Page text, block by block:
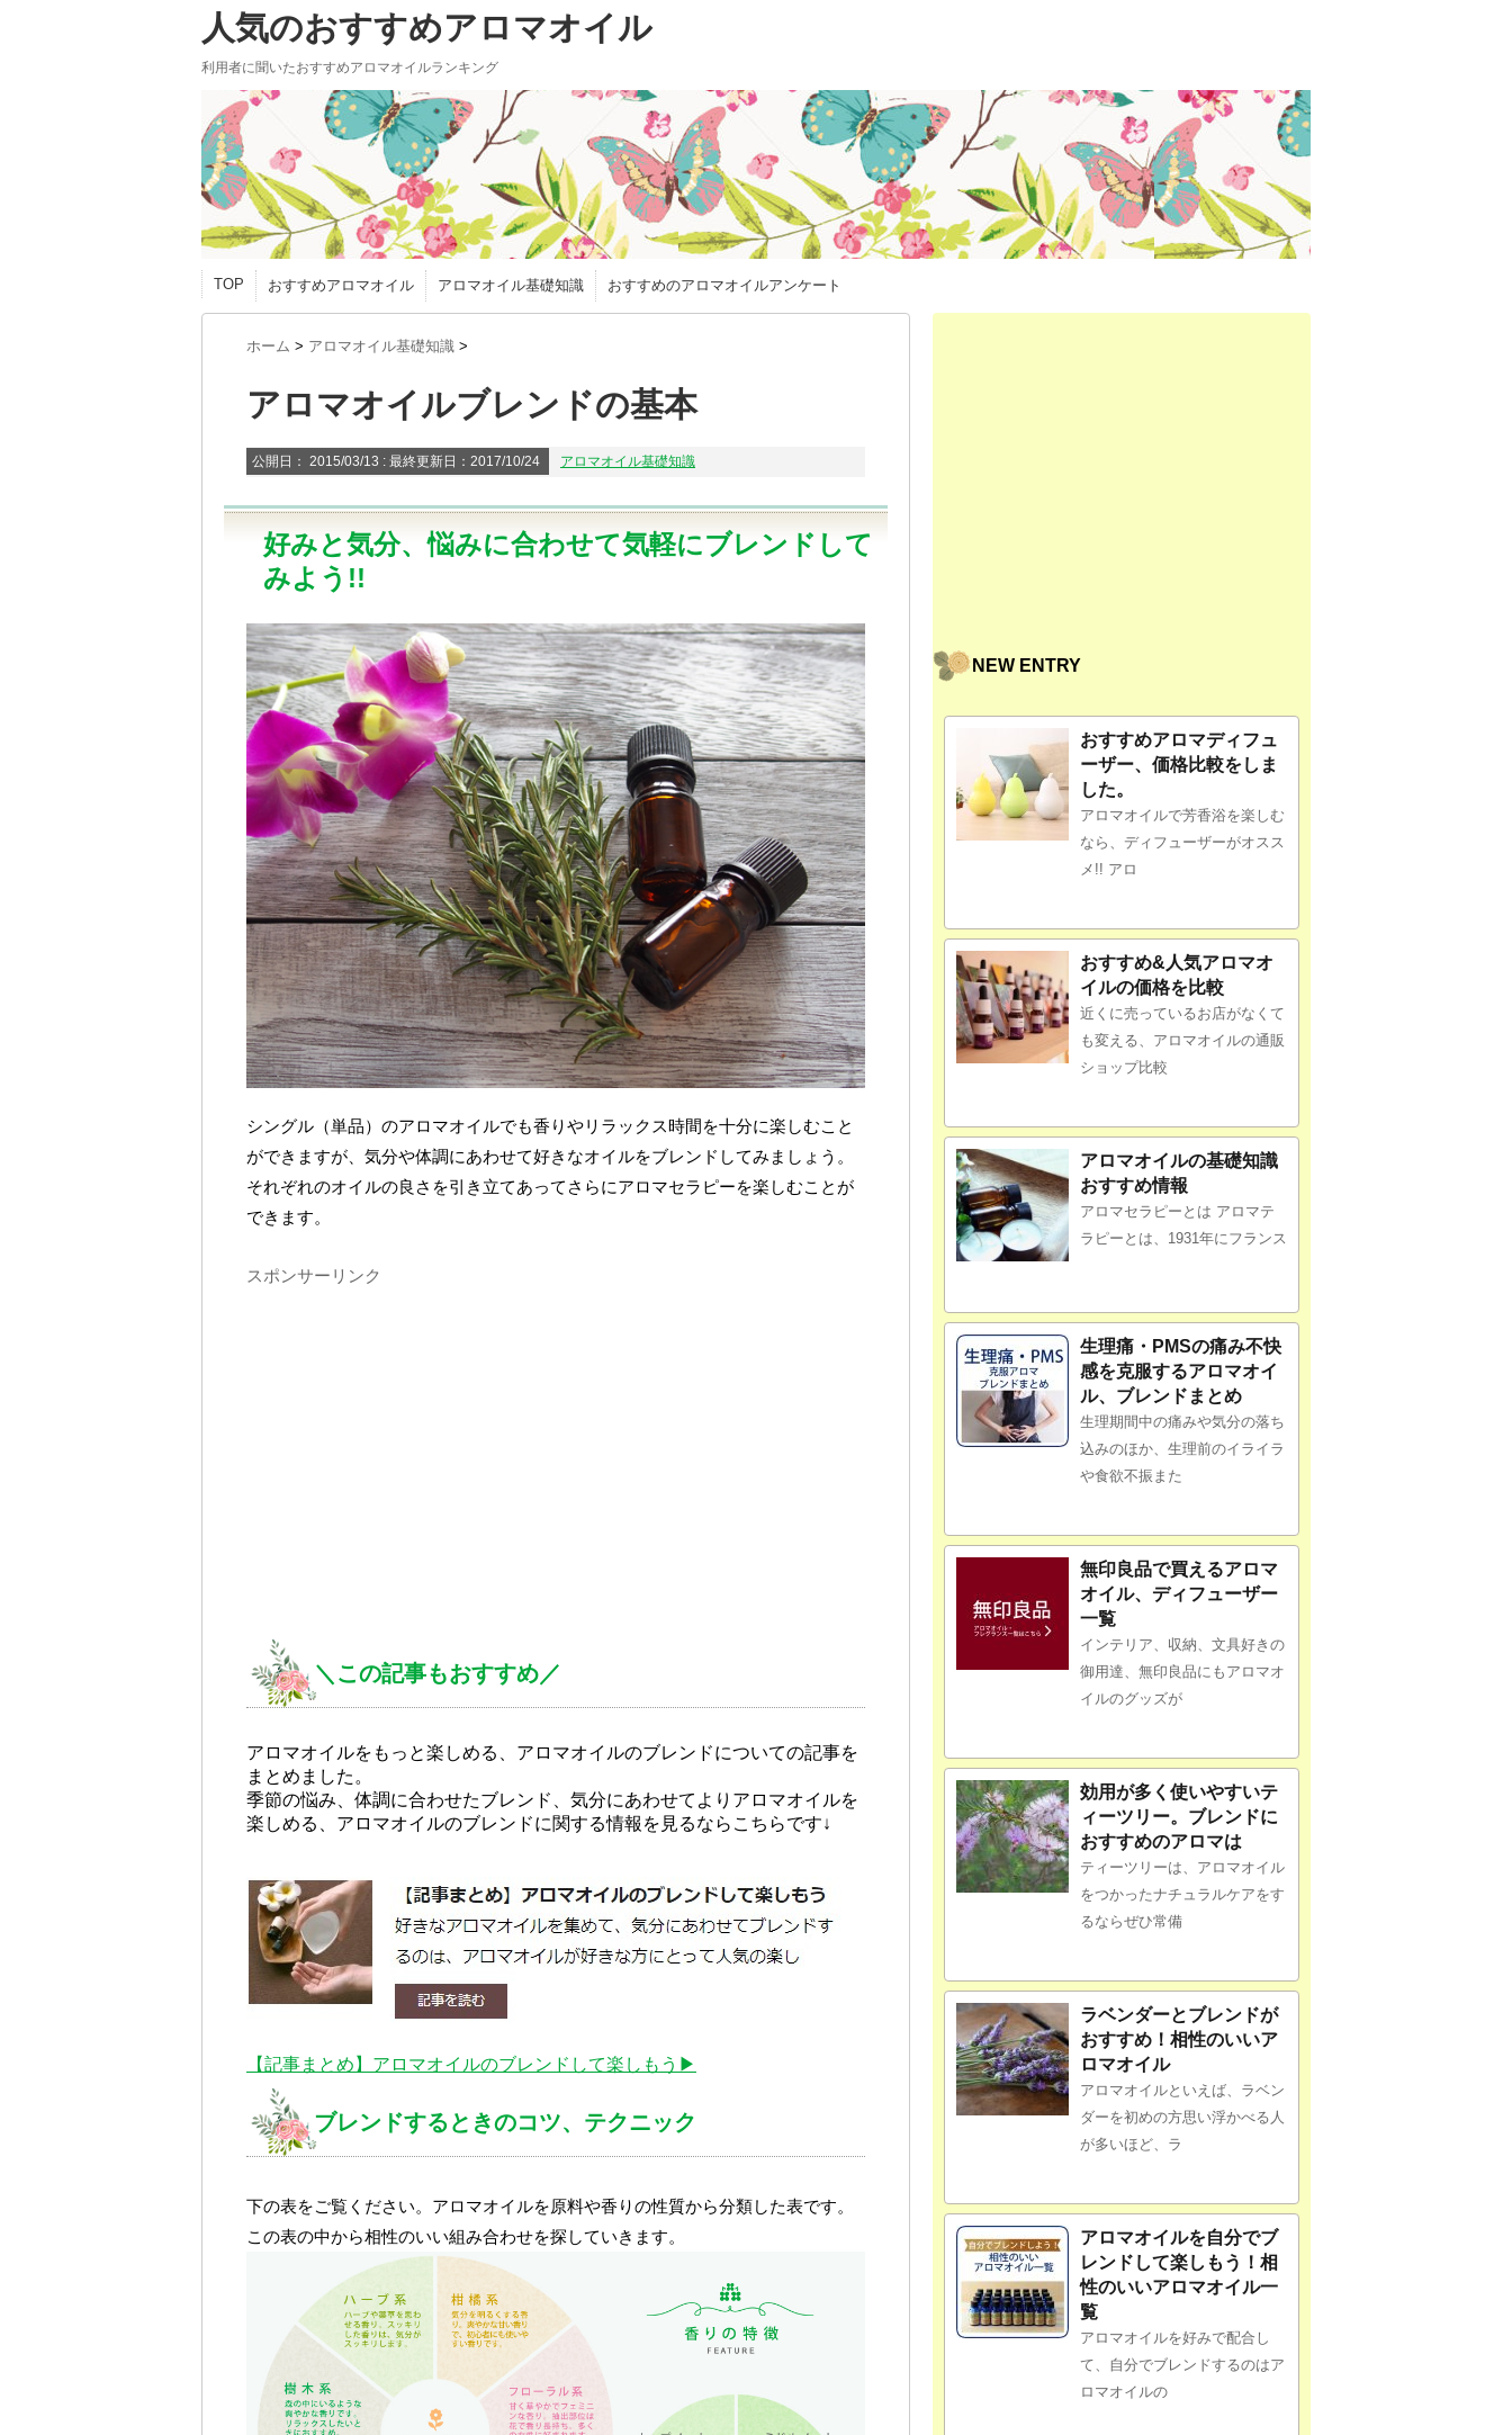
人気のおすすめアロマオイル
利用者に聞いたおすすめアロマオイルランキング
TOP おすすめアロマオイル アロマオイル基礎知識 おすすめのアロマオイルアンケート
ホーム > アロマオイル基礎知識 >
アロマオイルブレンドの基本
公開日： 2015/03/13 : 最終更新日：2017/10/24 アロマオイル基礎知識
好みと気分、悩みに合わせて気軽にブレンドして
みよう!!
シングル（単品）のアロマオイルでも香りやリラックス時間を十分に楽しむこと
ができますが、気分や体調にあわせて好きなオイルをブレンドしてみましょう。
それぞれのオイルの良さを引き立てあってさらにアロマセラピーを楽しむことが
できます。
スポンサーリンク
＼この記事もおすすめ／
アロマオイルをもっと楽しめる、アロマオイルのブレンドについての記事を
まとめました。
季節の悩み、体調に合わせたブレンド、気分にあわせてよりアロマオイルを
楽しめる、アロマオイルのブレンドに関する情報を見るならこちらです↓
【記事まとめ】アロマオイルのブレンドして楽しもう▶
ブレンドするときのコツ、テクニック
下の表をご覧ください。アロマオイルを原料や香りの性質から分類した表です。
この表の中から相性のいい組み合わせを探していきます。
NEW ENTRY
おすすめアロマディフュ
ーザー、価格比較をしま
した。
アロマオイルで芳香浴を楽しむ
なら、ディフューザーがオスス
メ!! アロ
おすすめ&人気アロマオ
イルの価格を比較
近くに売っているお店がなくて
も変える、アロマオイルの通販
ショップ比較
アロマオイルの基礎知識
おすすめ情報
アロマセラピーとは アロマテ
ラピーとは、1931年にフランス
生理痛・PMSの痛み不快
感を克服するアロマオイ
ル、ブレンドまとめ
生理期間中の痛みや気分の落ち
込みのほか、生理前のイライラ
や食欲不振また
無印良品で買えるアロマ
オイル、ディフューザー
一覧
インテリア、収納、文具好きの
御用達、無印良品にもアロマオ
イルのグッズが
効用が多く使いやすいテ
ィーツリー。ブレンドに
おすすめのアロマは
ティーツリーは、アロマオイル
をつかったナチュラルケアをす
るならぜひ常備
ラベンダーとブレンドが
おすすめ！相性のいいア
ロマオイル
アロマオイルといえば、ラベン
ダーを初めの方思い浮かべる人
が多いほど、ラ
アロマオイルを自分でブ
レンドして楽しもう！相
性のいいアロマオイル一
覧
アロマオイルを好みで配合し
て、自分でブレンドするのはア
ロマオイルの